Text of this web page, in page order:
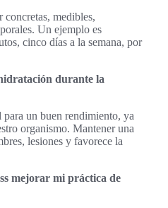
medibles,
Un ejemplo es
cinco días a la semana, por
durante la
un buen rendimiento, ya
organismo. Mantener una
lesiones y favorece la
mejorar mi práctica de